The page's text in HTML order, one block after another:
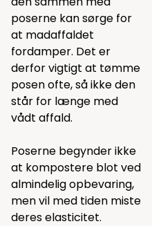
poserne kan sørge for
at madaffaldet
fordamper. Det er
derfor vigtigt at tømme
posen ofte, så ikke den
står for længe med
vådt affald.
Poserne begynder ikke
at kompostere blot ved
almindelig opbevaring,
men vil med tiden miste
deres elasticitet.